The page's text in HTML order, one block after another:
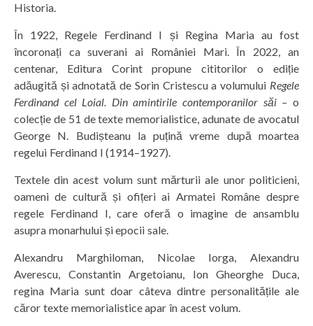
Historia.
În 1922, Regele Ferdinand I și Regina Maria au fost
încoronați ca suverani ai României Mari. În 2022, an
centenar, Editura Corint propune cititorilor o ediție
adăugită și adnotată de Sorin Cristescu a volumului Regele
Ferdinand cel Loial. Din amintirile contemporanilor săi – o
colecție de 51 de texte memorialistice, adunate de avocatul
George N. Budișteanu la puțină vreme după moartea
regelui Ferdinand I (1914–1927).
Textele din acest volum sunt mărturii ale unor politicieni,
oameni de cultură și ofițeri ai Armatei Române despre
regele Ferdinand I, care oferă o imagine de ansamblu
asupra monarhului și epocii sale.
Alexandru Marghiloman, Nicolae Iorga, Alexandru
Averescu, Constantin Argetoianu, Ion Gheorghe Duca,
regina Maria sunt doar câteva dintre personalitățile ale
căror texte memorialistice apar în acest volum.